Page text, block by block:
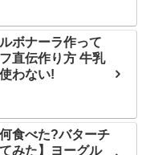
ボナーラ作って
直伝作り方 牛乳
わない!
食べた?バターチ
みた】ヨーグル